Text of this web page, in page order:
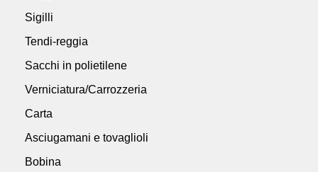
Sigilli
Tendi-reggia
Sacchi in polietilene
Verniciatura/Carrozzeria
Carta
Asciugamani e tovaglioli
Bobina